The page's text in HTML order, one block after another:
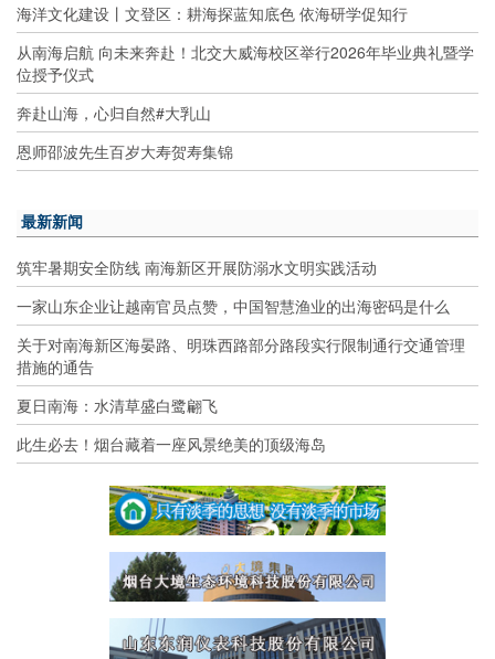
海洋文化建设丨文登区：耕海探蓝知底色 依海研学促知行
从南海启航 向未来奔赴！北交大威海校区举行2026年毕业典礼暨学
位授予仪式
奔赴山海，心归自然#大乳山
恩师邵波先生百岁大寿贺寿集锦
最新新闻
筑牢暑期安全防线 南海新区开展防溺水文明实践活动
一家山东企业让越南官员点赞，中国智慧渔业的出海密码是什么
关于对南海新区海晏路、明珠西路部分路段实行限制通行交通管理
措施的通告
夏日南海：水清草盛白鹭翩飞
此生必去！烟台藏着一座风景绝美的顶级海岛